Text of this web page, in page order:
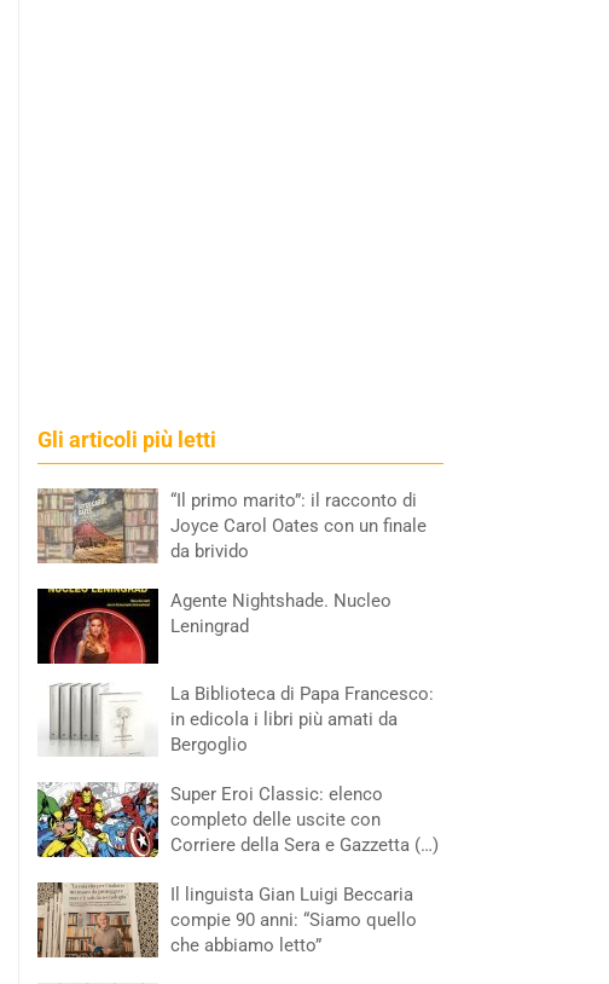
Gli articoli più letti
“Il primo marito”: il racconto di
Joyce Carol Oates con un finale
da brivido
Agente Nightshade. Nucleo
Leningrad
La Biblioteca di Papa Francesco:
in edicola i libri più amati da
Bergoglio
Super Eroi Classic: elenco
completo delle uscite con
Corriere della Sera e Gazzetta (…)
Il linguista Gian Luigi Beccaria
compie 90 anni: “Siamo quello
che abbiamo letto”